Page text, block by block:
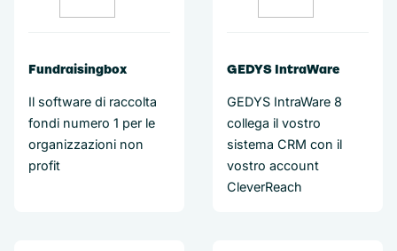
Fundraisingbox
Il software di raccolta
fondi numero 1 per le
organizzazioni non
profit
GEDYS IntraWare
GEDYS IntraWare 8
collega il vostro
sistema CRM con il
vostro account
CleverReach